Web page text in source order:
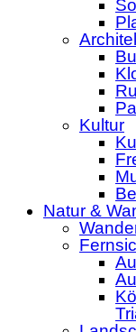
Kultur
Natur &